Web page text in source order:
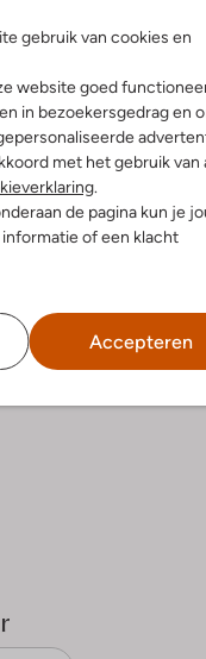
gebruik van cookies en
website goed
in bezoekersgedrag en
met het gebruik van
.
de pagina kun je
of een klacht
Accepteren